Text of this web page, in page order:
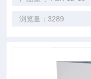
浏览量：3289